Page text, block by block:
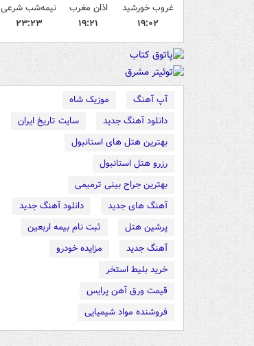
غروب خورشید
۱۹:۰۲
اذان مغرب
۱۹:۲۱
نیمه‌شب شرعی
۲۳:۲۳
آپ آهنگ
موزیک شاه
دانلود آهنگ جدید
سایت تاریخ ایران
بهترین هتل های استانبول
رزرو هتل استانبول
بهترین جراح بینی ترمیمی
آهنگ های جدید
دانلود آهنگ جدید
پرشین هتل
ثبت نام بیمه اربعین
آهنگ جدید
مزایده خودرو
خرید بلیط استخر
قیمت ورق آهن پرایس
فروشنده مواد شیمیایی